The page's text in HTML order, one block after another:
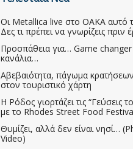
Οι Metallica live στο ΟΑΚΑ αυτό
Δες τι πρέπει να γνωρίζεις πριν
Προσπάθεια για… Game
κανάλια…
Αβεβαιότητα, πάγωμα
στον τουριστικό χάρτη
Η Ρόδος γιορτάζει τις “Γεύσεις
με το Rhodes Street Food
Θυμίζει, αλλά δεν είναι νησί…
Video)